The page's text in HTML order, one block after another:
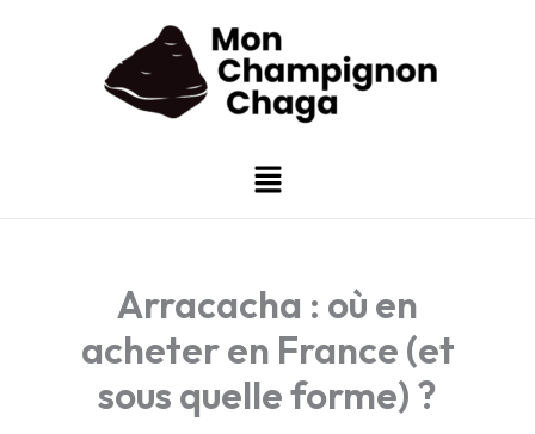
Menu
Arracacha : où en
acheter en France (et
sous quelle forme) ?